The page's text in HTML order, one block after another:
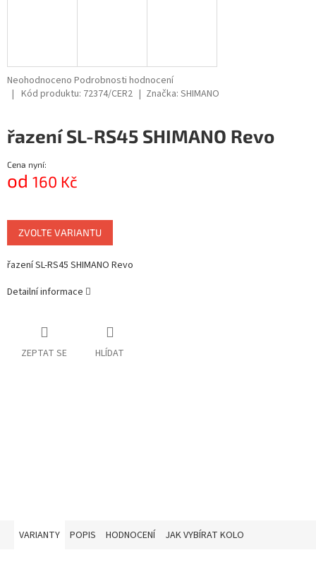
Průměrné
hodnocení
0,0
z
5
hvězdiček.
Neohodnoceno Podrobnosti hodnocení
Kód produktu: 72374/CER2 Značka:SHIMANO
řazení SL-RS45 SHIMANO Revo
Cena nyní:
od 160 Kč
cena:
ZVOLTE VARIANTU
řazení SL-RS45 SHIMANO Revo
Detailní informace
ZEPTAT SE HLÍDAT
VARIANTY POPIS HODNOCENÍ JAK VYBÍRAT KOLO